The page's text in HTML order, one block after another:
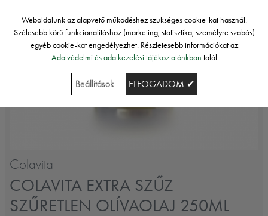
Colavita
COLAVITA EXTRA SZŰZ
SZŰRETLEN OLÍVAOLAJ 250ML
Weboldalunk az alapvető működéshez szükséges cookie-kat használ.
Szélesebb körű funkcionalitáshoz (marketing, statisztika, személyre szabás)
egyéb cookie-kat engedélyezhet. Részletesebb információkat az
Adatvédelmi és adatkezelési tájékoztatónkban talál
Beállítások ELFOGADOM ✔